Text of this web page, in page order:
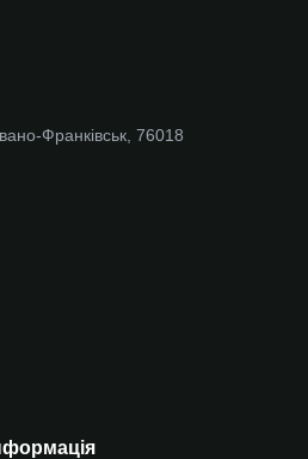
Франківськ, 76018